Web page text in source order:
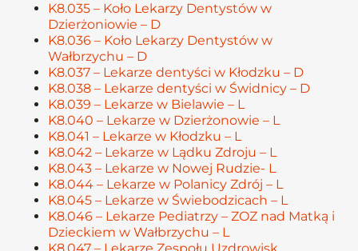
K8.035 – Koło Lekarzy Dentystów w
Dzierżoniowie – D
K8.036 – Koło Lekarzy Dentystów w
Wałbrzychu – D
K8.037 – Lekarze dentyści w Kłodzku – D
K8.038 – Lekarze dentyści w Świdnicy – D
K8.039 – Lekarze w Bielawie – L
K8.040 – Lekarze w Dzierżonowie – L
K8.041 – Lekarze w Kłodzku – L
K8.042 – Lekarze w Lądku Zdroju – L
K8.043 – Lekarze w Nowej Rudzie- L
K8.044 – Lekarze w Polanicy Zdrój – L
K8.045 – Lekarze w Świebodzicach – L
K8.046 – Lekarze Pediatrzy – ZOZ nad Matką i
Dzieckiem w Wałbrzychu – L